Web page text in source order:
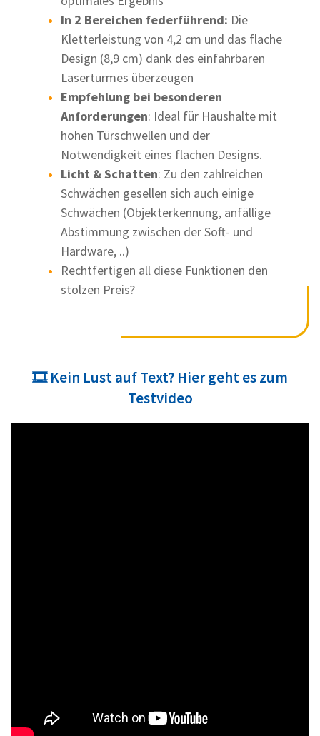
In 2 Bereichen federführend: Die
Kletterleistung von 4,2 cm und das flache
Design (8,9 cm) dank des einfahrbaren
Laserturmes überzeugen
Empfehlung bei besonderen
Anforderungen: Ideal für Haushalte mit
hohen Türschwellen und der
Notwendigkeit eines flachen Designs.
Licht & Schatten: Zu den zahlreichen
Schwächen gesellen sich auch einige
Schwächen (Objekterkennung, anfällige
Abstimmung zwischen der Soft- und
Hardware, ..)
Rechtfertigen all diese Funktionen den
stolzen Preis?
🎞️ Kein Lust auf Text? Hier geht es zum
Testvideo